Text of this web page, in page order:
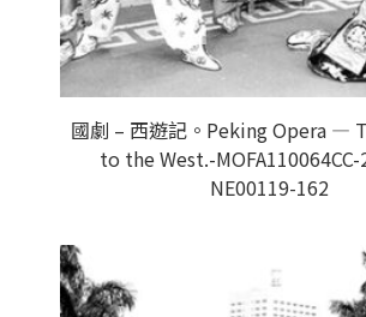
國劇 – 西遊記。Peking Opera —
to the West.-
NE00119-162